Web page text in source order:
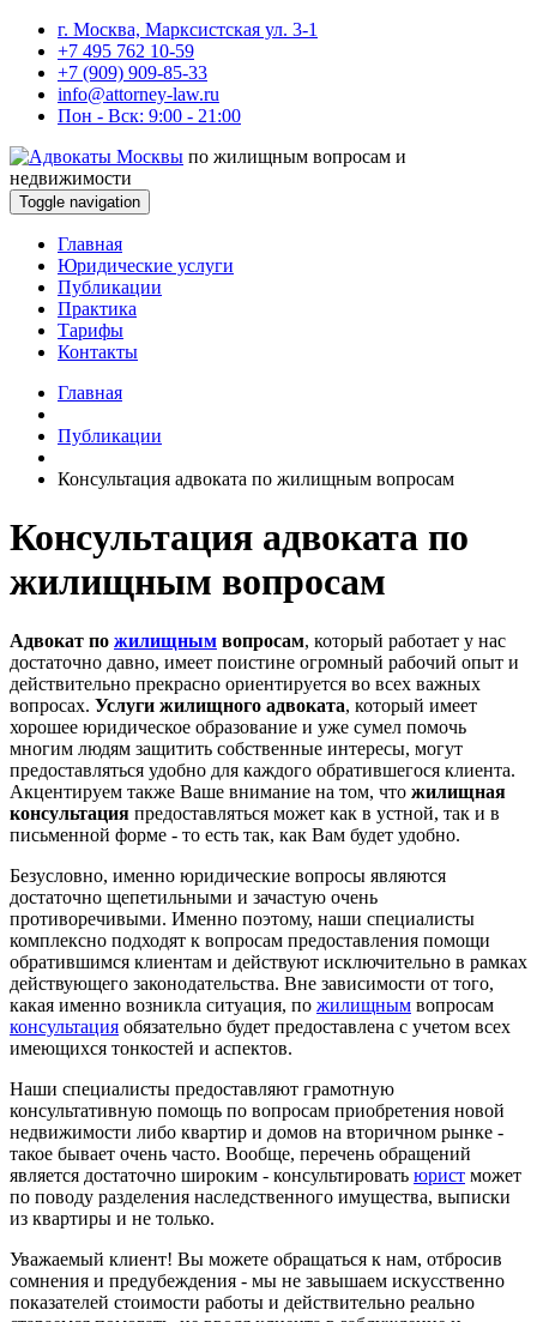
г. Москва, Марксистская ул. 3-1
+7 495 762 10-59
+7 (909) 909-85-33
info@attorney-law.ru
Пон - Вск: 9:00 - 21:00
по жилищным вопросам и
недвижимости
Toggle navigation
Главная
Юридические услуги
Публикации
Практика
Тарифы
Контакты
Главная
Публикации
Консультация адвоката по жилищным вопросам
Консультация адвоката по
жилищным вопросам
Адвокат по жилищным вопросам, который работает у нас
достаточно давно, имеет поистине огромный рабочий опыт и
действительно прекрасно ориентируется во всех важных
вопросах. Услуги жилищного адвоката, который имеет
хорошее юридическое образование и уже сумел помочь
многим людям защитить собственные интересы, могут
предоставляться удобно для каждого обратившегося клиента.
Акцентируем также Ваше внимание на том, что жилищная
консультация предоставляться может как в устной, так и в
письменной форме - то есть так, как Вам будет удобно.
Безусловно, именно юридические вопросы являются
достаточно щепетильными и зачастую очень
противоречивыми. Именно поэтому, наши специалисты
комплексно подходят к вопросам предоставления помощи
обратившимся клиентам и действуют исключительно в рамках
действующего законодательства. Вне зависимости от того,
какая именно возникла ситуация, по жилищным вопросам
консультация обязательно будет предоставлена с учетом всех
имеющихся тонкостей и аспектов.
Наши специалисты предоставляют грамотную
консультативную помощь по вопросам приобретения новой
недвижимости либо квартир и домов на вторичном рынке -
такое бывает очень часто. Вообще, перечень обращений
является достаточно широким - консультировать юрист может
по поводу разделения наследственного имущества, выписки
из квартиры и не только.
Уважаемый клиент! Вы можете обращаться к нам, отбросив
сомнения и предубеждения - мы не завышаем искусственно
показателей стоимости работы и действительно реально